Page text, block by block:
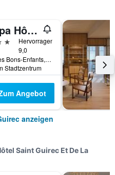
L'Agapa Hôtel - Spa Codage
Hervorragend
9,0
12 Rue Des Bons-Enfants, Perros-Guirec, Bretagne, Frankreich
Stadtzentrum
Angebot
anzeigen
Saint Guirec Et De La